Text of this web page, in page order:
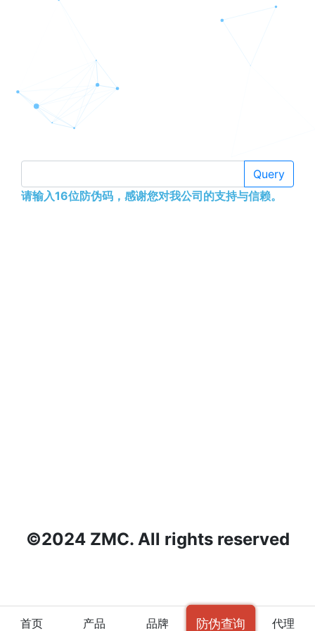
Query
请输入16位防伪码，感谢您对我公司的支持与信赖。
©2024 ZMC. All rights reserved
首页 产品 品牌 防伪查询 代理